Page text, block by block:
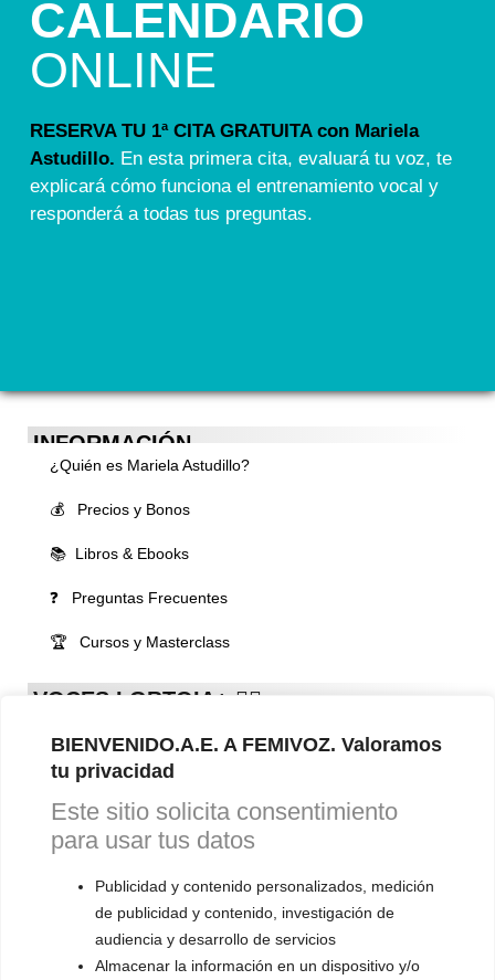
BIENVENIDO.A.E. A FEMIVOZ. Valoramos
tu privacidad
Este sitio solicita consentimiento
para usar tus datos
Publicidad y contenido personalizados, medición
de publicidad y contenido, investigación de
audiencia y desarrollo de servicios
Almacenar la información en un dispositivo y/o
CALENDARIO
ONLINE
RESERVA TU 1ª CITA GRATUITA con Mariela
Astudillo. En esta primera cita, evaluará tu voz, te
explicará cómo funciona el entrenamiento vocal y
responderá a todas tus preguntas.
INFORMACIÓN
¿Quién es Mariela Astudillo?
💰 Precios y Bonos
📚 Libros & Ebooks
❓ Preguntas Frecuentes
🏆 Cursos y Masterclass
VOCES LGBTQIA+ 🏳️‍🌈
▪️ Masculinización de la voz
▪️ Neutralización de la voz
▪️ Dualización de la voz
▪️ Androginización de la voz
OTRAS SESIONES
▪️ Caracterización de la voz